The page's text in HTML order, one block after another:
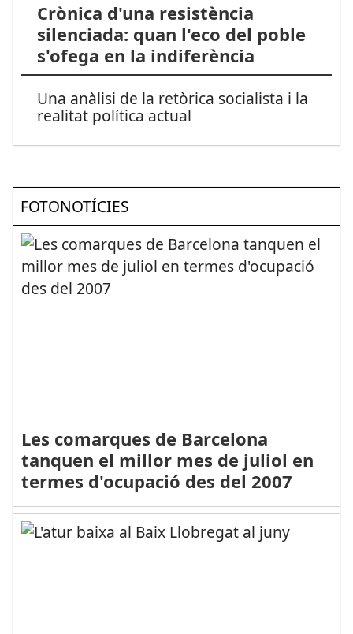
Crònica d'una resistència
silenciada: quan l'eco del poble
s'ofega en la indiferència
Una anàlisi de la retòrica socialista i la
realitat política actual
FOTONOTÍCIES
Les comarques de Barcelona
tanquen el millor mes de juliol en
termes d'ocupació des del 2007